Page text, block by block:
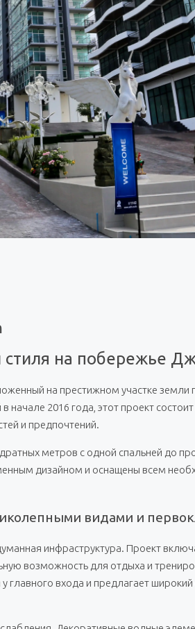
на побережье
на престижном участке
2016 года, этот проект
и предпочтений.
метров с одной спальней до
дизайном и оснащены всем
видами и
инфраструктура. Проект
возможность для отдыха и
входа и предлагает широкий